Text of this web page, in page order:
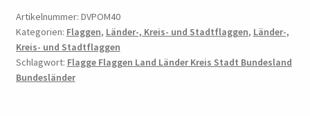
cm
POMMERN,
DVPOM40
Menge
Artikelnummer: DVPOM40
Kategorien: Flaggen, Länder-, Kreis- und Stadtflaggen, Länder-,
Kreis- und Stadtflaggen
Schlagwort: Flagge Flaggen Land Länder Kreis Stadt Bundesland
Bundesländer